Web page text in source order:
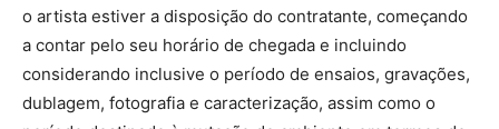
o artista estiver a disposição do contratante, começando
a contar pelo seu horário de chegada e incluindo
considerando inclusive o período de ensaios, gravações,
dublagem, fotografia e caracterização, assim como o